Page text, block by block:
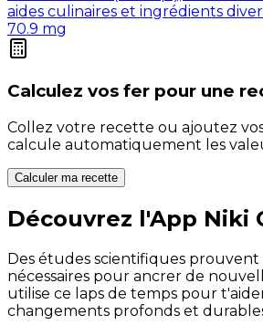
aides culinaires et ingrédients
70.9 mg
Calculez vos fer pour une
Collez votre recette ou ajoutez
calcule automatiquement les
Calculer ma recette
Découvrez l'App Niki
Des études scientifiques prouvent
nécessaires pour ancrer de
utilise ce laps de temps pour
changements profonds et